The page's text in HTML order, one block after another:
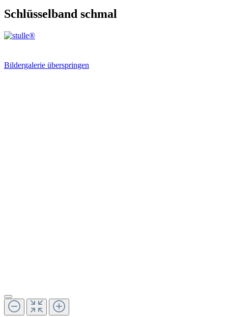
Schlüsselband schmal
Bildergalerie überspringen